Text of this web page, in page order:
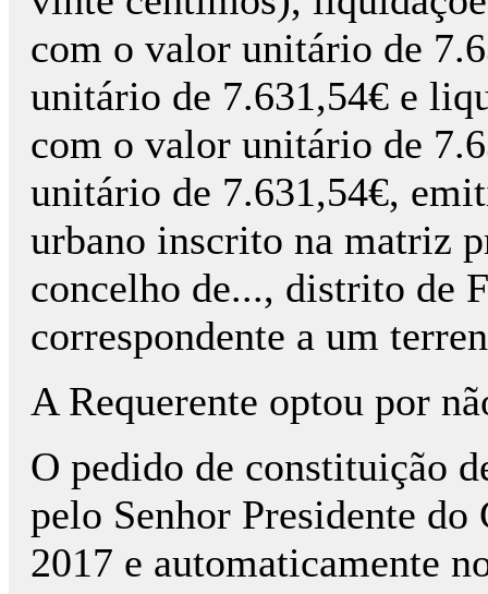
com o valor unitário de
unitário de 7.631,54€ e
com o valor unitário de
unitário de 7.631,54€,
urbano inscrito na matriz
concelho de..., distrito de
correspondente a um
A Requerente optou por
O pedido de constituição
pelo Senhor Presidente
2017 e automaticamente